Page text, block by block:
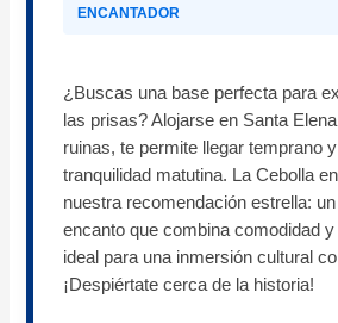
ENCANTADOR
¿Buscas una base perfecta para
las prisas? Alojarse en Santa
ruinas, te permite llegar temprano
tranquilidad matutina. La Cebolla
nuestra recomendación estrella:
encanto que combina comodidad y
ideal para una inmersión cultural
¡Despiértate cerca de la historia!